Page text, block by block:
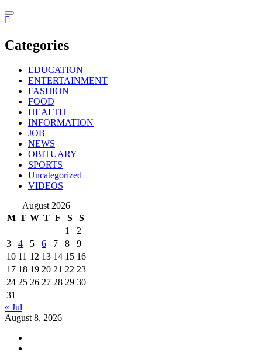
Skip
to
Categories
EDUCATION
ENTERTAINMENT
FASHION
FOOD
HEALTH
INFORMATION
JOB
NEWS
OBITUARY
SPORTS
Uncategorized
VIDEOS
August 2026
M T W T F S
S
1
2
3
4 5 6 7 8
9
10 11 12 13 14 15 16
17 18 19 20 21 22 23
24 25 26 27 28 29 30
31
« Jul
August 8, 2026